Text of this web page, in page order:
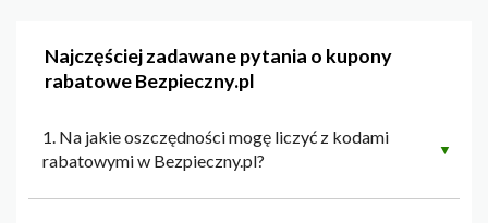
Najczęściej zadawane pytania o kupony
rabatowe Bezpieczny.pl
1. Na jakie oszczędności mogę liczyć z kodami
rabatowymi w Bezpieczny.pl?
▼